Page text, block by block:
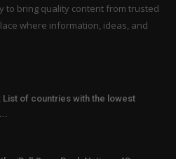
to bring quality content from trusted
where information, ideas, and
List of countries with the lowest